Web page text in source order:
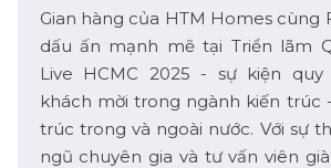
Gian hàng của HTM Homes cùng
dấu ấn mạnh mẽ tại Triển lãm
Live HCMC 2025 - sự kiện
khách mời trong ngành kiến trúc
trúc trong và ngoài nước. Với sự
ngũ chuyên gia và tư vấn viên